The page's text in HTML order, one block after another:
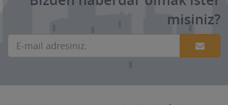
Oto Lastik Firmaları
Oto yedek parça
misiniz?